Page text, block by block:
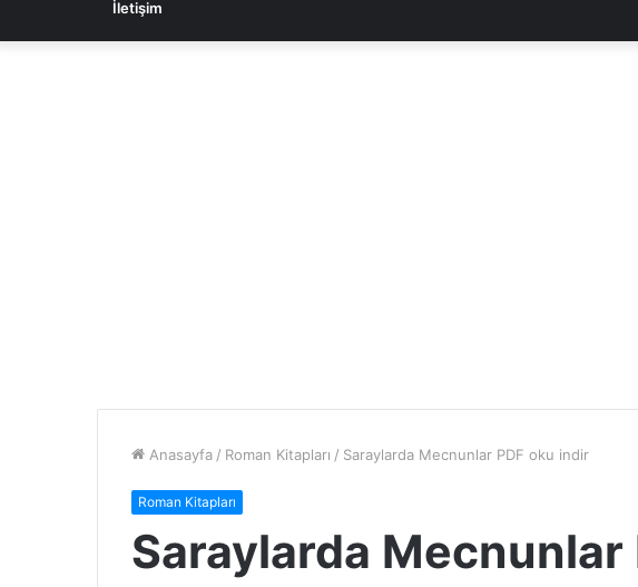
İletişim
Anasayfa / Roman Kitapları / Saraylarda Mecnunlar PDF oku indir
Roman Kitapları
Saraylarda Mecnunlar